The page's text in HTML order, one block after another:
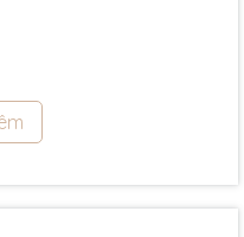
86cm ~ cân nặng: 11.5 -